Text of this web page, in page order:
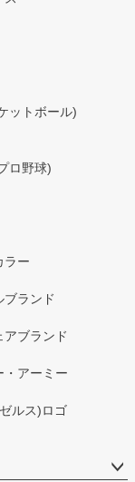
ットボール)
ロ野球)
ラー
ブランド
アブランド
・アーミー
ルス)ロゴ